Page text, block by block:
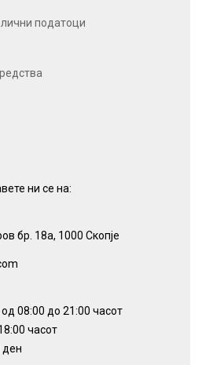
податоци
ни се на:
бр. 18а, 1000 Скопје
08:00 до 21:00 часот
часот
ден